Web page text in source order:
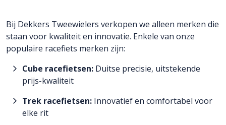
Bij Dekkers Tweewielers verkopen we alleen merken die
staan voor kwaliteit en innovatie. Enkele van onze
populaire racefiets merken zijn:
Cube racefietsen: Duitse precisie, uitstekende
prijs-kwaliteit
Trek racefietsen: Innovatief en comfortabel voor
elke rit